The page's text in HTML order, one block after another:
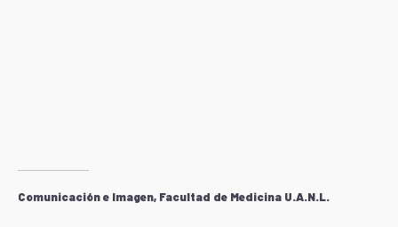
Comunicación e Imagen, Facultad de Medicina U.A.N.L.